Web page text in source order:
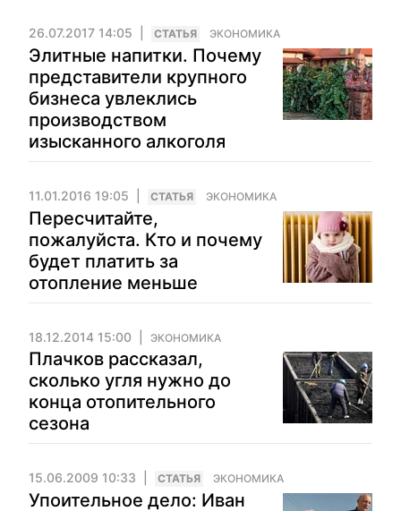
26.07.2017 14:05 CТАТЬЯ ЭКОНОМИКА
Элитные напитки. Почему
представители крупного
бизнеса увлеклись
производством
изысканного алкоголя
11.01.2016 19:05 CТАТЬЯ ЭКОНОМИКА
Пересчитайте,
пожалуйста. Кто и почему
будет платить за
отопление меньше
18.12.2014 15:00 ЭКОНОМИКА
Плачков рассказал,
сколько угля нужно до
конца отопительного
сезона
15.06.2009 10:33 CТАТЬЯ ЭКОНОМИКА
Упоительное дело: Иван